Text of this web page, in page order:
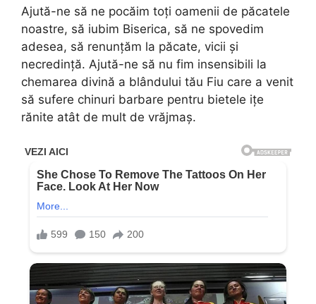
Ajută-ne să ne pocăim toți oamenii de păcatele
noastre, să iubim Biserica, să ne spovedim
adesea, să renunțăm la păcate, vicii și
necredință. Ajută-ne să nu fim insensibili la
chemarea divină a blândului tău Fiu care a venit
să sufere chinuri barbare pentru bietele ițe
rănite atât de mult de vrăjmaș.